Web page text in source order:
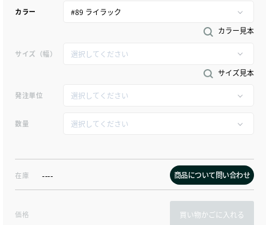
カラー
カラー見本
サイズ（幅）
サイズ見本
発注単位
数量
在庫 ---- 商品について問い合わせ
価格 買い物かごに入れる